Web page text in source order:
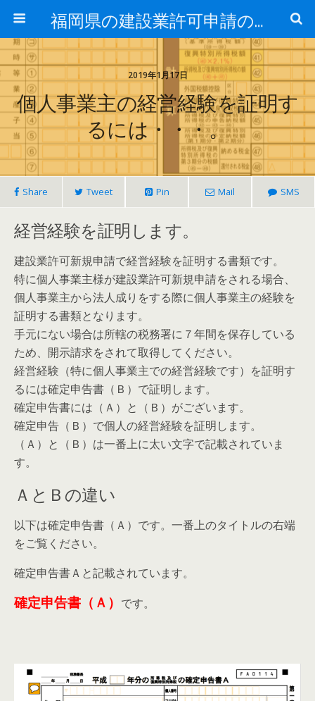
福岡県の建設業許可申請のことなら福岡建設業許可サポートセンター
2019年1月17日
個人事業主の経営経験を証明す
るには・・・。
Share Tweet Pin Mail SMS
経営経験を証明します。
建設業許可新規申請で経営経験を証明する書類です。
特に個人事業主様が建設業許可新規申請をされる場合、
個人事業主から法人成りをする際に個人事業主の経験を
証明する書類となります。
手元にない場合は所轄の税務署に７年間を保存している
ため、開示請求をされて取得してください。
経営経験（特に個人事業主での経営経験です）を証明す
るには確定申告書（Ｂ）で証明します。
確定申告書には（Ａ）と（Ｂ）がございます。
確定申告（Ｂ）で個人の経営経験を証明します。
（Ａ）と（Ｂ）は一番上に太い文字で記載されていま
す。
ＡとＢの違い
以下は確定申告書（Ａ）です。一番上のタイトルの右端
をご覧ください。
確定申告書Ａと記載されています。
確定申告書（Ａ） です。